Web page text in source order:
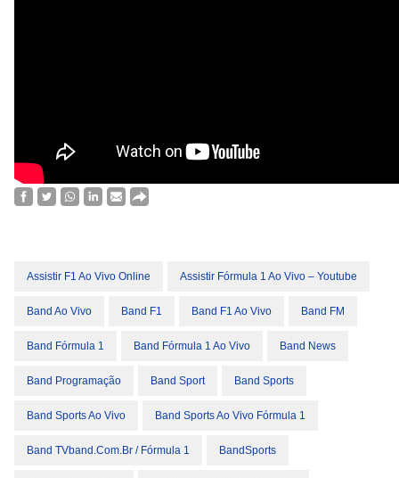
Assistir F1 Ao Vivo Online Assistir Fórmula 1 Ao Vivo – Youtube
Band Ao Vivo Band F1 Band F1 Ao Vivo Band FM
Band Fórmula 1 Band Fórmula 1 Ao Vivo Band News
Band Programação Band Sport Band Sports
Band Sports Ao Vivo Band Sports Ao Vivo Fórmula 1
Band TVband.com.br / Fórmula 1 BandSports